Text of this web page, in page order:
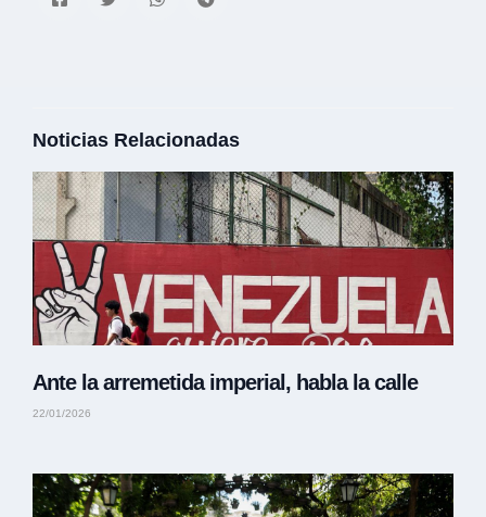
Noticias Relacionadas
Ante la arremetida imperial, habla la calle
22/01/2026